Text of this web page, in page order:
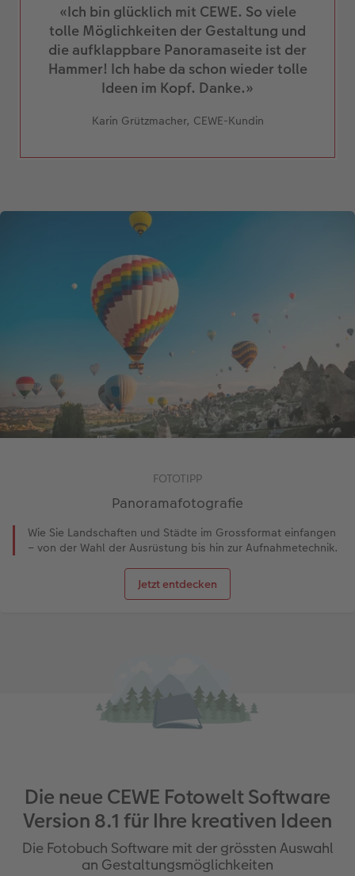
«Ich bin glücklich mit CEWE. So viele
tolle Möglichkeiten der Gestaltung und
die aufklappbare Panoramaseite ist der
Hammer! Ich habe da schon wieder tolle
Ideen im Kopf. Danke.»
Karin Grützmacher, CEWE-Kundin
FOTOTIPP
Panoramafotografie
Wie Sie Landschaften und Städte im Grossformat einfangen
– von der Wahl der Ausrüstung bis hin zur Aufnahmetechnik.
Jetzt entdecken
Die neue CEWE Fotowelt Software
Version 8.1 für Ihre kreativen Ideen
Die Fotobuch Software mit der grössten Auswahl
an Gestaltungsmöglichkeiten